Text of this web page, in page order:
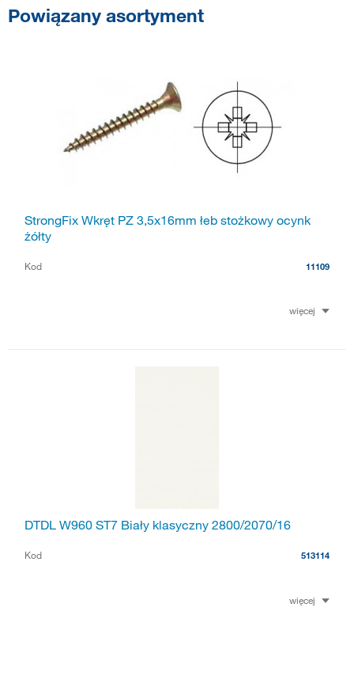
Powiązany asortyment
StrongFix Wkręt PZ 3,5x16mm łeb stożkowy ocynk
żółty
Kod 11109
więcej
DTDL W960 ST7 Biały klasyczny 2800/2070/16
Kod 513114
więcej